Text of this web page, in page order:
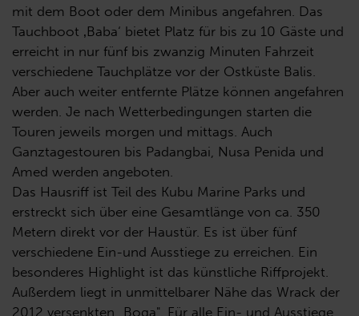
mit dem Boot oder dem Minibus angefahren. Das
Tauchboot ‚Baba‘ bietet Platz für bis zu 10 Gäste und
erreicht in nur fünf bis zwanzig Minuten Fahrzeit
verschiedene Tauchplätze vor der Ostküste Balis.
Aber auch weiter entfernte Plätze können angefahren
werden. Je nach Wetterbedingungen starten die
Touren jeweils morgen und mittags. Auch
Ganztagestouren bis Padangbai, Nusa Penida und
Amed werden angeboten.
Das Hausriff ist Teil des Kubu Marine Parks und
erstreckt sich über eine Gesamtlänge von ca. 350
Metern direkt vor der Haustür. Es ist über fünf
verschiedene Ein-und Ausstiege zu erreichen. Ein
besonderes Highlight ist das künstliche Riffprojekt.
Außerdem liegt in unmittelbarer Nähe das Wrack der
2012 versenkten „Boga". Für alle Ein- und Ausstiege